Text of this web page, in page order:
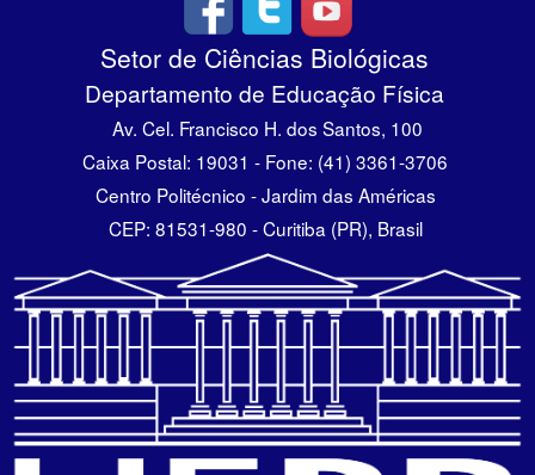
Setor de Ciências Biológicas
Departamento de Educação Física
Av. Cel. Francisco H. dos Santos, 100
Caixa Postal: 19031 - Fone: (41) 3361-3706
Centro Politécnico - Jardim das Américas
CEP: 81531-980 - Curitiba (PR), Brasil